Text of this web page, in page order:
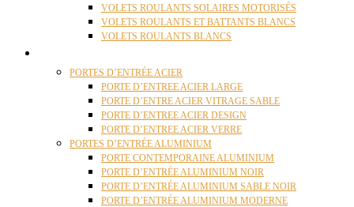
VOLETS ROULANTS SOLAIRES MOTORISÉS
VOLETS ROULANTS ET BATTANTS BLANCS
VOLETS ROULANTS BLANCS
PORTES D’ENTRÉE ACIER
PORTE D’ENTREE ACIER LARGE
PORTE D’ENTRE ACIER VITRAGE SABLE
PORTE D’ENTREE ACIER DESIGN
PORTE D’ENTREE ACIER VERRE
PORTES D’ENTRÉE ALUMINIUM
PORTE CONTEMPORAINE ALUMINIUM
PORTE D’ENTRÉE ALUMINIUM NOIR
PORTE D’ENTRÉE ALUMINIUM SABLE NOIR
PORTE D’ENTRÉE ALUMINIUM MODERNE